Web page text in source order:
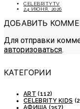
CELEBRITYTV
24 ИЮНЯ, 2026
ДОБАВИТЬ
Для отправки
авторизоваться.
КАТЕГОРИИ
ART (112)
CELEBRITY KIDS
АФИША (357)